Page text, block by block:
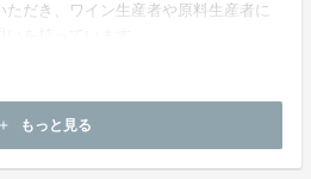
ただき、ワイン生産者や原料生産者に
add もっと見る